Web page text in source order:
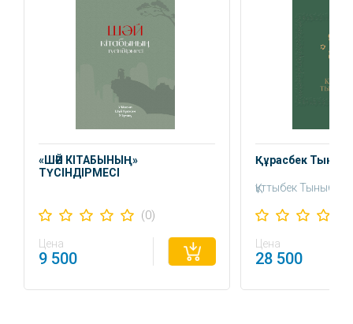
«ШӘЙ КІТАБЫНЫҢ»
ТҮСІНДІРМЕСІ
(0)
Цена
9 500
Құрасбек
Құттыбек
Цена
28 500